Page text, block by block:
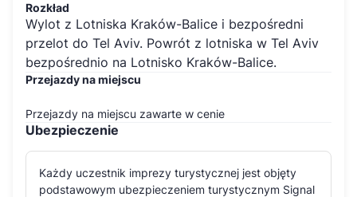
Rozkład
Wylot z Lotniska Kraków-Balice i bezpośredni
przelot do Tel Aviv. Powrót z lotniska w Tel Aviv
bezpośrednio na Lotnisko Kraków-Balice.
Przejazdy na miejscu
Przejazdy na miejscu zawarte w cenie
Ubezpieczenie
Każdy uczestnik imprezy turystycznej jest objęty
podstawowym ubezpieczeniem turystycznym Signal